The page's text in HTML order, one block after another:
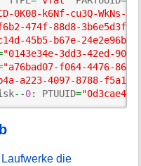
0K08-k6Nf-cu3Q-WkNs-
474f-88d8-
45b5-b67e-
"0143e34e-3dd3-42ed-
"a76bad07-f064-4476-
a223-4097-8788-
--0: PTUUID=
die